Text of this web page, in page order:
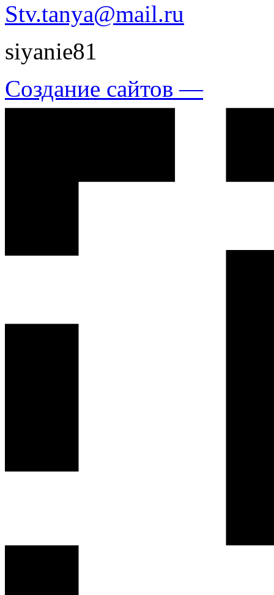
Stv.tanya@mail.ru
siyanie81
Создание сайтов —